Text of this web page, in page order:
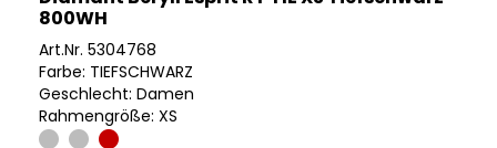
800WH
Art.Nr. 5304768
Farbe: TIEFSCHWARZ
Geschlecht: Damen
Rahmengröße: XS